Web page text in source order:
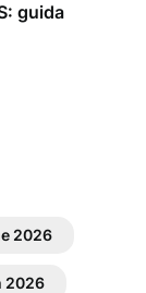
guida
2026
2026